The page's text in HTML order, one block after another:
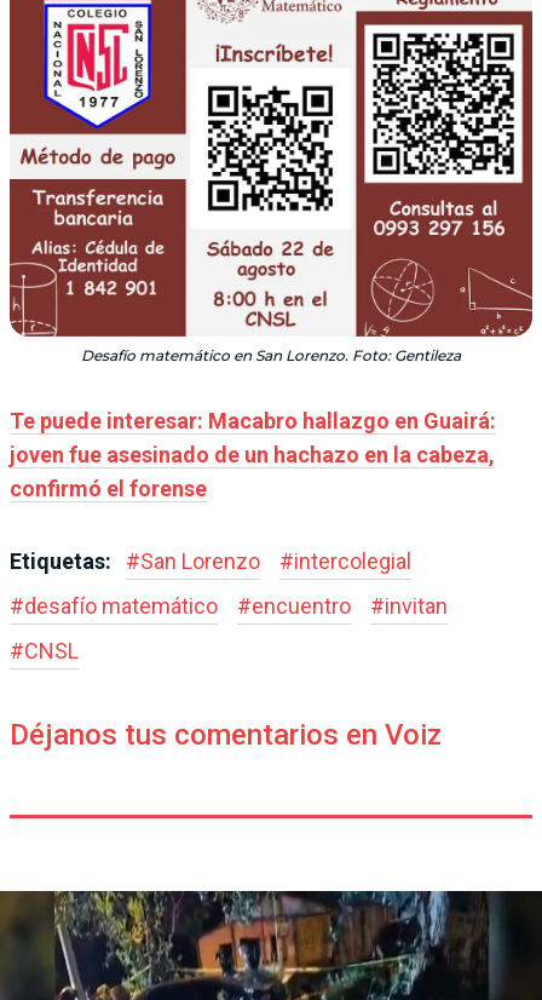
Desafío matemático en San Lorenzo. Foto: Gentileza
Te puede interesar: Macabro hallazgo en Guairá:
joven fue asesinado de un hachazo en la cabeza,
confirmó el forense
Etiquetas: #San Lorenzo #intercolegial
#desafío matemático #encuentro #invitan
#CNSL
Déjanos tus comentarios en Voiz